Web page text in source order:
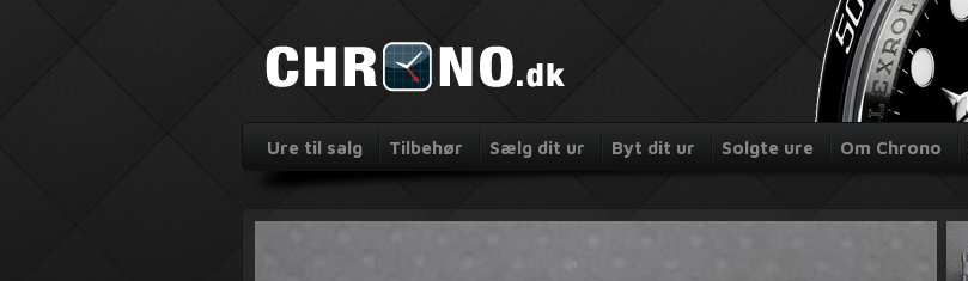
Ure til salg Tilbehør Sælg dit ur Byt dit ur Solgte ure Om Chrono